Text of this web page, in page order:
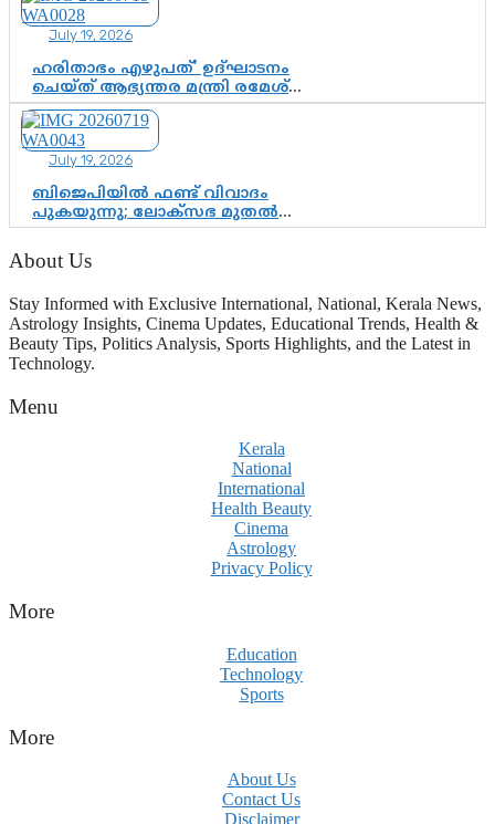
July 19, 2026
ഹരിതാഭം എഴുപത്’ ഉദ്ഘാടനം
ചെയ്ത് ആഭ്യന്തര മന്ത്രി രമേശ്
ചെന്നിത്തല; ആർ. ഹരികുമാറിന്റെ
സപ്തതി ആഘോഷങ്ങൾക്ക്
പ്രൗഢമായ തുടക്കം
July 19, 2026
ബിജെപിയിൽ ഫണ്ട് വിവാദം
പുകയുന്നു; ലോക്സഭ മുതൽ
നിയമസഭ വരെ 140 മണ്ഡലങ്ങളിലെ
ഫണ്ട് വിനിയോഗം
പരിശോധിക്കുമോ? കേന്ദ്രത്തിനും
ഘടകത്തോട് അതൃപ്തി
About Us
Stay Informed with Exclusive International, National, Kerala News,
Astrology Insights, Cinema Updates, Educational Trends, Health &
Beauty Tips, Politics Analysis, Sports Highlights, and the Latest in
Technology.
Menu
Kerala
National
International
Health Beauty
Cinema
Astrology
Privacy Policy
More
Education
Technology
Sports
More
About Us
Contact Us
Disclaimer